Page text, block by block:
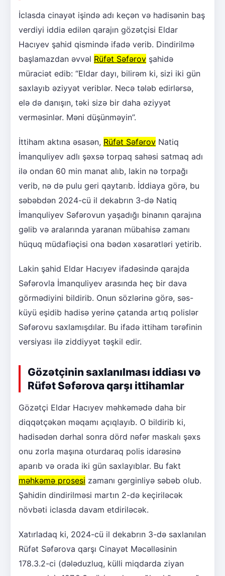
İclasda cinayət işində adı keçən və hadisənin baş
verdiyi iddia edilən qarajın gözətçisi Eldar
Hacıyev şahid qismində ifadə verib. Dindirilmə
başlamazdan əvvəl Rüfət Səfərov şahidə
müraciət edib: “Eldar dayı, bilirəm ki, sizi iki gün
saxlayıb əziyyət veriblər. Necə tələb edirlərsə,
elə də danışın, təki sizə bir daha əziyyət
verməsinlər. Məni düşünməyin”.
İttiham aktına əsasən, Rüfət Səfərov Natiq
İmanquliyev adlı şəxsə torpaq sahəsi satmaq adı
ilə ondan 60 min manat alıb, lakin nə torpağı
verib, nə də pulu geri qaytarıb. İddiaya görə, bu
səbəbdən 2024-cü il dekabrın 3-də Natiq
İmanquliyev Səfərovun yaşadığı binanın qarajına
gəlib və aralarında yaranan mübahisə zamanı
hüquq müdafiəçisi ona bədən xəsarətləri yetirib.
Lakin şahid Eldar Hacıyev ifadəsində qarajda
Səfərovla İmanquliyev arasında heç bir dava
görmədiyini bildirib. Onun sözlərinə görə, səs-
küyü eşidib hadisə yerinə çatanda artıq polislər
Səfərovu saxlamışdılar. Bu ifadə ittiham tərəfinin
versiyası ilə ziddiyyət təşkil edir.
Gözətçinin saxlanılması iddiası və
Rüfət Səfərova qarşı ittihamlar
Gözətçi Eldar Hacıyev məhkəmədə daha bir
diqqətçəkən məqamı açıqlayıb. O bildirib ki,
hadisədən dərhal sonra dörd nəfər maskalı şəxs
onu zorla maşına oturdaraq polis idarəsinə
aparıb və orada iki gün saxlayıblar. Bu fakt
məhkəmə prosesi zamanı gərginliyə səbəb olub.
Şahidin dindirilməsi martın 2-də keçiriləcək
növbəti iclasda davam etdiriləcək.
Xatırladaq ki, 2024-cü il dekabrın 3-də saxlanılan
Rüfət Səfərova qarşı Cinayət Məcəlləsinin
178.3.2-ci (dələduzluq, külli miqdarda ziyan